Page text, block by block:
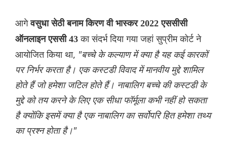
आगेवसुधा सेठी बनाम किरण वी भास्कर 2022 एससीसी
ऑनलाइन एससी 43का संदर्भ दिया गया जहां सुप्रीम कोर्ट ने
आयोजित किया था, "बच्चे के कल्याण में क्या है यह कई कारकों
पर निर्भर करता है। एक कस्टडी विवाद में मानवीय मुद्दे शामिल
होते हैं जो हमेशा जटिल होते हैं। नाबालिग बच्चे की कस्टडी के
मुद्दे को तय करने के लिए एक सीधा फॉर्मूला कभी नहीं हो सकता
है क्योंकि इसमें क्या है एक नाबालिग का सर्वोपरि हित हमेशा तथ्य
का प्रश्न होता है।"